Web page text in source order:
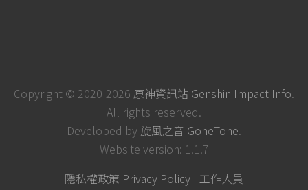
Copyright © 2020-2026 原神資訊站 Genshin Impact Info.
All rights reserved.
Developed by 旋風之音 GoneTone.
Website version: 1.1.7
隱私權政策 Privacy Policy | 工作人員